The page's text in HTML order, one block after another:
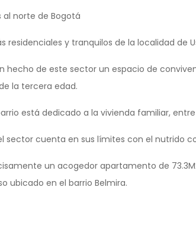
al norte de Bogotá
residenciales y tranquilos de la localidad de
hecho de este sector un espacio de
la tercera edad.
está dedicado a la vivienda familiar,
sector cuenta en sus límites con el nutrido
un acogedor apartamento de
ubicado en el barrio Belmira.